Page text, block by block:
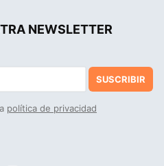
NEWSLETTER
SUSCRIBIR
política de privacidad